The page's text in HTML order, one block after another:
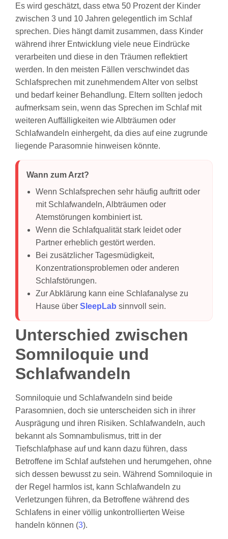
Es wird geschätzt, dass etwa 50 Prozent der Kinder
zwischen 3 und 10 Jahren gelegentlich im Schlaf
sprechen. Dies hängt damit zusammen, dass Kinder
während ihrer Entwicklung viele neue Eindrücke
verarbeiten und diese in den Träumen reflektiert
werden. In den meisten Fällen verschwindet das
Schlafsprechen mit zunehmendem Alter von selbst
und bedarf keiner Behandlung. Eltern sollten jedoch
aufmerksam sein, wenn das Sprechen im Schlaf mit
weiteren Auffälligkeiten wie Albträumen oder
Schlafwandeln einhergeht, da dies auf eine zugrunde
liegende Parasomnie hinweisen könnte.
Wann zum Arzt?
Wenn Schlafsprechen sehr häufig auftritt oder
mit Schlafwandeln, Albträumen oder
Atemstörungen kombiniert ist.
Wenn die Schlafqualität stark leidet oder
Partner erheblich gestört werden.
Bei zusätzlicher Tagesmüdigkeit,
Konzentrationsproblemen oder anderen
Schlafstörungen.
Zur Abklärung kann eine Schlafanalyse zu
Hause über SleepLab sinnvoll sein.
Unterschied zwischen
Somniloquie und
Schlafwandeln
Somniloquie und Schlafwandeln sind beide
Parasomnien, doch sie unterscheiden sich in ihrer
Ausprägung und ihren Risiken. Schlafwandeln, auch
bekannt als Somnambulismus, tritt in der
Tiefschlafphase auf und kann dazu führen, dass
Betroffene im Schlaf aufstehen und herumgehen, ohne
sich dessen bewusst zu sein. Während Somniloquie in
der Regel harmlos ist, kann Schlafwandeln zu
Verletzungen führen, da Betroffene während des
Schlafens in einer völlig unkontrollierten Weise
handeln können (3).